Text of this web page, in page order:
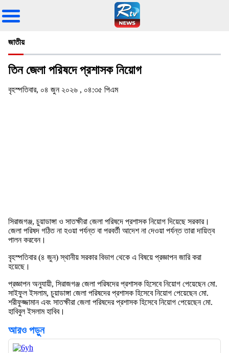
জাতীয়
তিন জেলা পরিষদে প্রশাসক নিয়োগ
বৃহস্পতিবার, ০৪ জুন ২০২৬ , ০৪:৩৫ পিএম
সিরাজগঞ্জ, চুয়াডাঙ্গা ও সাতক্ষীরা জেলা পরিষদে প্রশাসক নিয়োগ দিয়েছে সরকার।
জেলা পরিষদ গঠিত না হওয়া পর্যন্ত বা পরবর্তী আদেশ না দেওয়া পর্যন্ত তারা দায়িত্ব
পালন করবেন।
বৃহস্পতিবার (৪ জুন) স্থানীয় সরকার বিভাগ থেকে এ বিষয়ে প্রজ্ঞাপন জারি করা
হয়েছে।
প্রজ্ঞাপন অনুযায়ী, সিরাজগঞ্জ জেলা পরিষদের প্রশাসক হিসেবে নিয়োগ পেয়েছেন মো.
সাইফুল ইসলাম, চুয়াডাঙ্গা জেলা পরিষদের প্রশাসক হিসেবে নিয়োগ পেয়েছেন মো.
শরীফুজ্জামান এবং সাতক্ষীরা জেলা পরিষদের প্রশাসক হিসেবে নিয়োগ পেয়েছেন মো.
হাবিবুল ইসলাম হাবিব।
আরও পড়ুন